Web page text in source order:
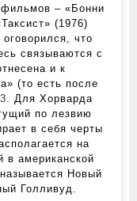
– «Бонни
(1976)
что
связываются с
и к
(то есть после
3 . Для Хорварда
по лезвию
в себя черты
на
в американской
Новый
Голливуд.